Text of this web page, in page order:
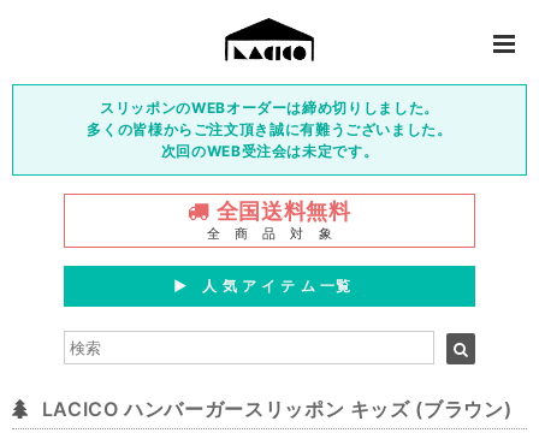
スリッポンのWEBオーダーは締め切りしました。
多くの皆様からご注文頂き誠に有難うございました。
次回のWEB受注会は未定です。
全国送料無料
全 商 品 対 象
▶︎ 人 気 ア イ テ ム 一覧
LACICO ハンバーガースリッポン キッズ (ブラウン)